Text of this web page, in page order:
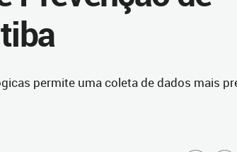
permite uma coleta de dados mais